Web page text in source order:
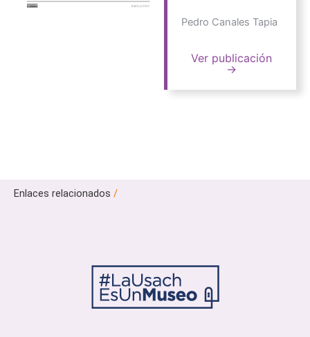
Pedro Canales Tapia
Ver publicación
→
Enlaces relacionados /